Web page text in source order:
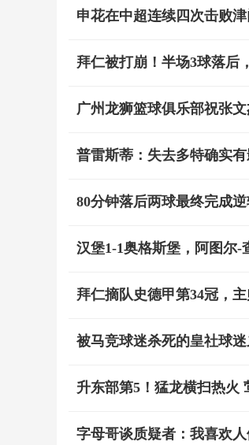
申花在中超连续四次击败
拜仁被打崩！半场3球落后
广州龙狮篮球俱乐部祝张文
普雷斯蒂：失去多特确实
80分钟落后两球最终完成
汉堡1-1奥格斯堡，阿图尔
拜仁摘队史德甲第34冠，
被马竞球迷杀死的皇社球
升东部第5！猛龙横扫热火
字母哥谈质疑者：我喜欢